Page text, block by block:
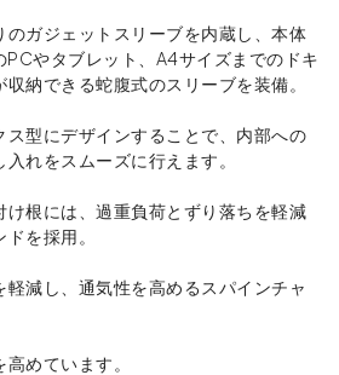
のガジェットスリーブを内蔵し、本体
PCやタブレット、A4サイズまでのドキ
納できる蛇腹式のスリーブを装備。
ス型にデザインすることで、内部への
れをスムーズに行えます。
け根には、過重負荷とずり落ちを軽減
を採用。
減し、通気性を高めるスパインチャ
めています。